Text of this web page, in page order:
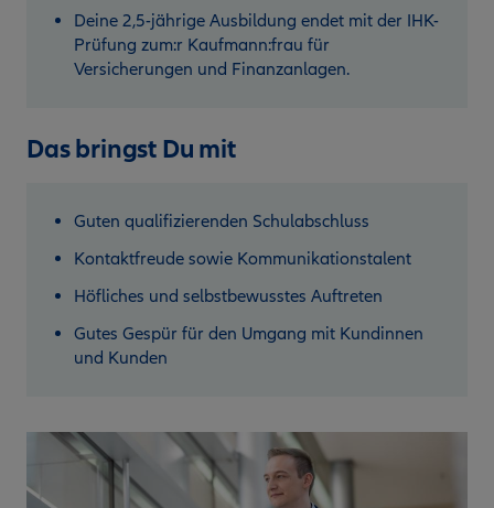
Deine 2,5-jährige Ausbildung endet mit der IHK-
Prüfung zum:r Kaufmann:frau für
Versicherungen und Finanzanlagen.
Das bringst Du mit
Guten qualifizierenden Schulabschluss
Kontaktfreude sowie Kommunikationstalent
Höfliches und selbstbewusstes Auftreten
Gutes Gespür für den Umgang mit Kundinnen
und Kunden